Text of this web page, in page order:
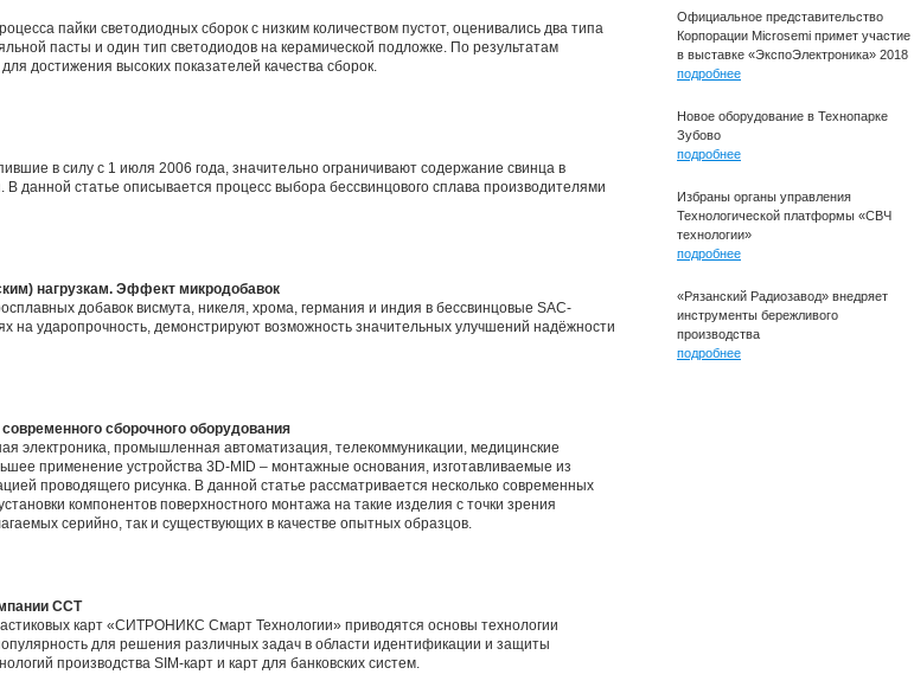
пайки светодиодных сборок с низким количеством пустот, оценивались два типа
пасты и один тип светодиодов на керамической подложке. По результатам
достижения высоких показателей качества сборок.
в силу с 1 июля 2006 года, значительно ограничивают содержание свинца в
В данной статье описывается процесс выбора бессвинцового сплава производителями
нагрузкам. Эффект микродобавок
добавок висмута, никеля, хрома, германия и индия в бессвинцовые SAC-
на ударопрочность, демонстрируют возможность значительных улучшений надёжности
сборочного оборудования
электроника, промышленная автоматизация, телекоммуникации, медицинские
применение устройства 3D-MID – монтажные основания, изготавливаемые из
проводящего рисунка. В данной статье рассматривается несколько современных
компонентов поверхностного монтажа на такие изделия с точки зрения
серийно, так и существующих в качестве опытных образцов.
ССТ
карт «СИТРОНИКС Смарт Технологии» приводятся основы технологии
для решения различных задач в области идентификации и защиты
производства SIM-карт и карт для банковских систем.
Официальное представительство
Корпорации Microsemi примет участие
в выставке «ЭкспоЭлектроника» 2018
подробнее
Новое оборудование в Технопарке
Зубово
подробнее
Избраны органы управления
Технологической платформы «СВЧ
технологии»
подробнее
«Рязанский Радиозавод» внедряет
инструменты бережливого
производства
подробнее